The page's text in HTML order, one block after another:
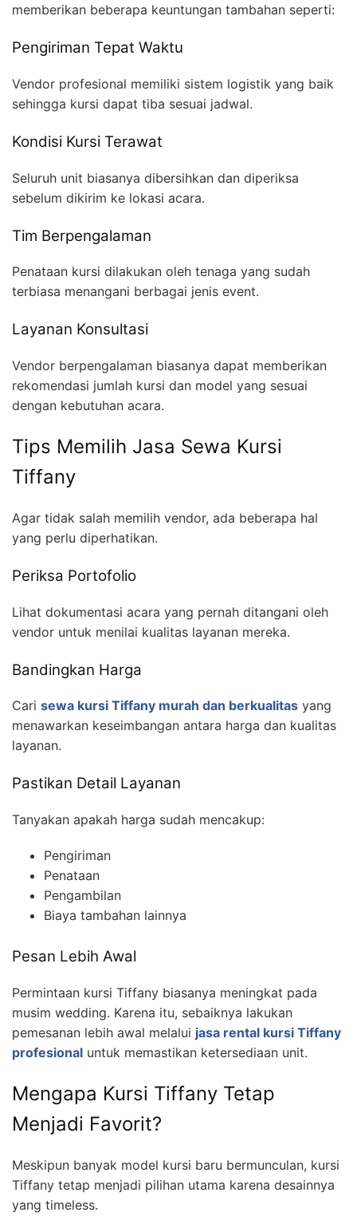
memberikan beberapa keuntungan tambahan seperti:
Pengiriman Tepat Waktu
Vendor profesional memiliki sistem logistik yang baik
sehingga kursi dapat tiba sesuai jadwal.
Kondisi Kursi Terawat
Seluruh unit biasanya dibersihkan dan diperiksa
sebelum dikirim ke lokasi acara.
Tim Berpengalaman
Penataan kursi dilakukan oleh tenaga yang sudah
terbiasa menangani berbagai jenis event.
Layanan Konsultasi
Vendor berpengalaman biasanya dapat memberikan
rekomendasi jumlah kursi dan model yang sesuai
dengan kebutuhan acara.
Tips Memilih Jasa Sewa Kursi
Tiffany
Agar tidak salah memilih vendor, ada beberapa hal
yang perlu diperhatikan.
Periksa Portofolio
Lihat dokumentasi acara yang pernah ditangani oleh
vendor untuk menilai kualitas layanan mereka.
Bandingkan Harga
Cari sewa kursi Tiffany murah dan berkualitas yang
menawarkan keseimbangan antara harga dan kualitas
layanan.
Pastikan Detail Layanan
Tanyakan apakah harga sudah mencakup:
Pengiriman
Penataan
Pengambilan
Biaya tambahan lainnya
Pesan Lebih Awal
Permintaan kursi Tiffany biasanya meningkat pada
musim wedding. Karena itu, sebaiknya lakukan
pemesanan lebih awal melalui jasa rental kursi Tiffany
profesional untuk memastikan ketersediaan unit.
Mengapa Kursi Tiffany Tetap
Menjadi Favorit?
Meskipun banyak model kursi baru bermunculan, kursi
Tiffany tetap menjadi pilihan utama karena desainnya
yang timeless.